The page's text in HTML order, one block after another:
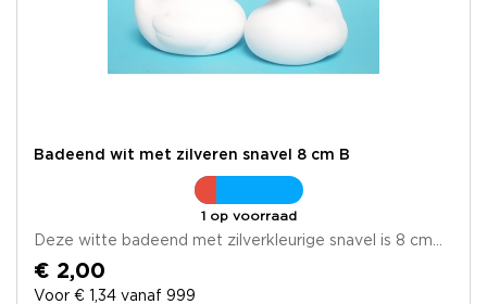
Badeend wit met zilveren snavel 8 cm B
1 op voorraad
Deze witte badeend met zilverkleurige snavel is 8 cm...
€ 2,00
Voor € 1,34 vanaf 999